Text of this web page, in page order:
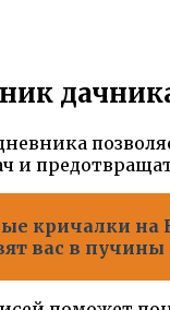
и
кричалки на
вас в пучины